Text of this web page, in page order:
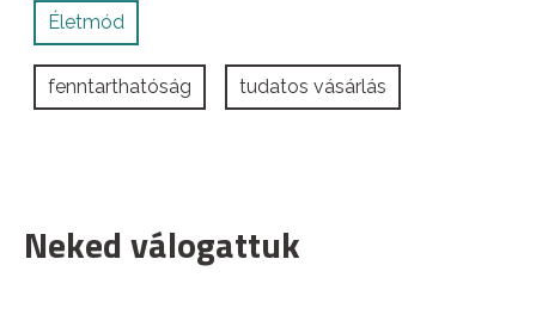
Életmód
fenntarthatóság tudatos vásárlás
Neked válogattuk